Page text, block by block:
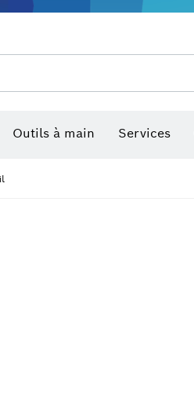
Outils à main Services